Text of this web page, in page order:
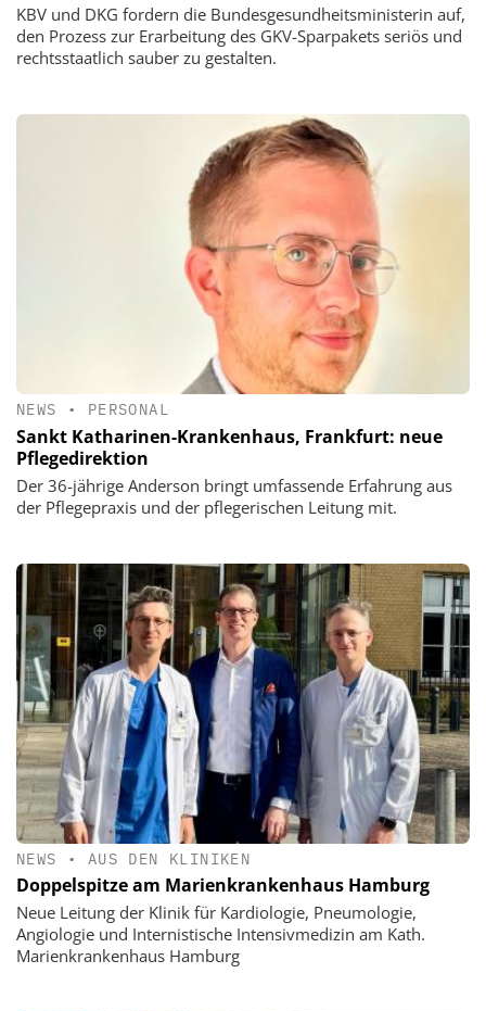
KBV und DKG fordern die Bundesgesundheitsministerin auf,
den Prozess zur Erarbeitung des GKV-Sparpakets seriös und
rechtsstaatlich sauber zu gestalten.
NEWS • PERSONAL
Sankt Katharinen-Krankenhaus, Frankfurt: neue
Pflegedirektion
Der 36-jährige Anderson bringt umfassende Erfahrung aus
der Pflegepraxis und der pflegerischen Leitung mit.
NEWS • AUS DEN KLINIKEN
Doppelspitze am Marienkrankenhaus Hamburg
Neue Leitung der Klinik für Kardiologie, Pneumologie,
Angiologie und Internistische Intensivmedizin am Kath.
Marienkrankenhaus Hamburg